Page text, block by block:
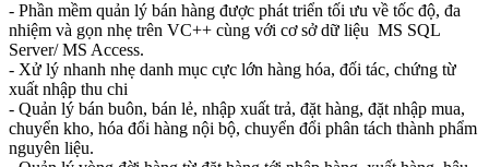
- Phần mềm quản lý bán hàng được phát triển tối ưu về tốc độ, đa
nhiệm và gọn nhẹ trên VC++ cùng với cơ sở dữ liệu MS SQL
Server/ MS Access.
- Xử lý nhanh nhẹ danh mục cực lớn hàng hóa, đối tác, chứng từ
xuất nhập thu chi
- Quản lý bán buôn, bán lẻ, nhập xuất trả, đặt hàng, đặt nhập mua,
chuyển kho, hóa đổi hàng nội bộ, chuyển đổi phân tách thành phẩm
nguyên liệu.